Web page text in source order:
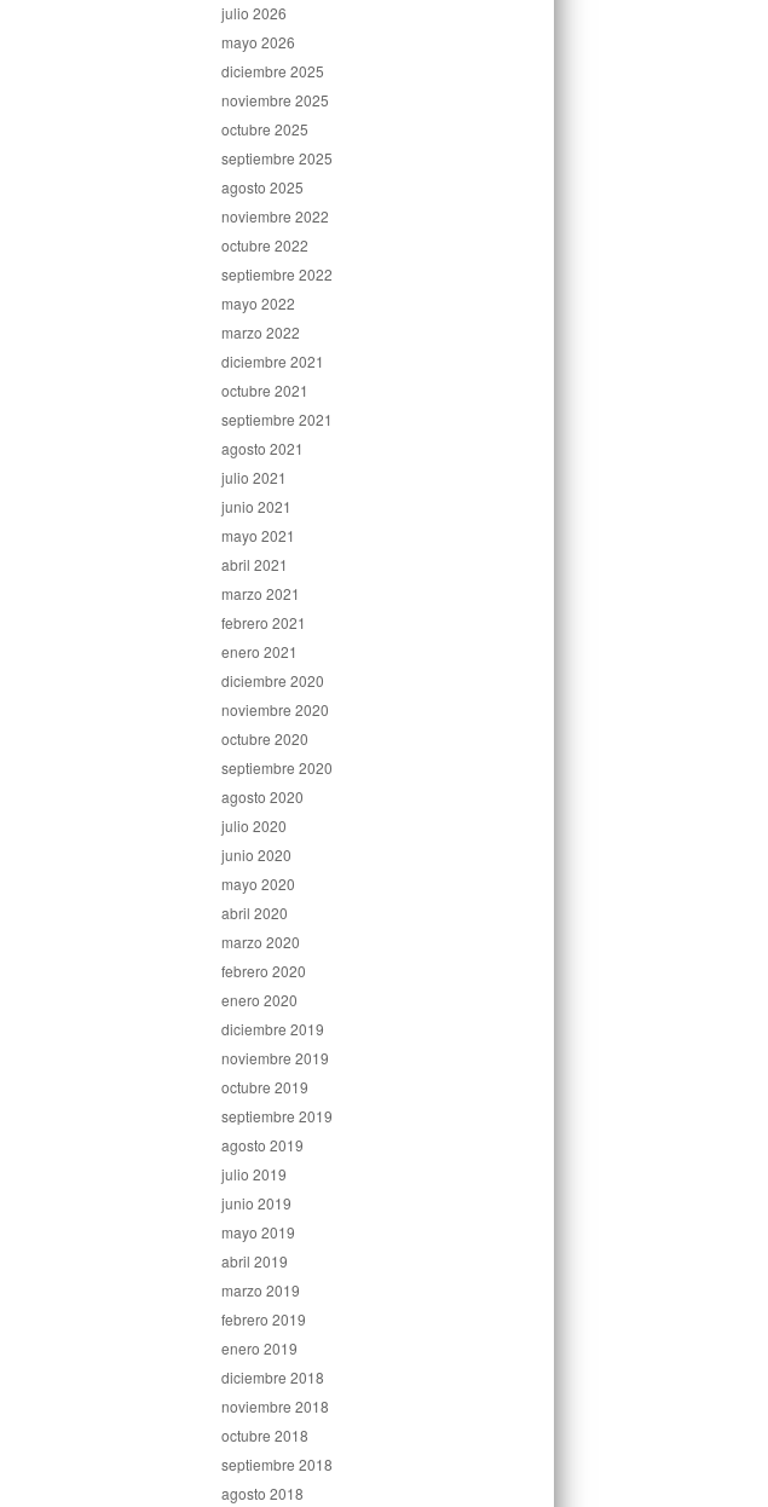
julio 2026
mayo 2026
diciembre 2025
noviembre 2025
octubre 2025
septiembre 2025
agosto 2025
noviembre 2022
octubre 2022
septiembre 2022
mayo 2022
marzo 2022
diciembre 2021
octubre 2021
septiembre 2021
agosto 2021
julio 2021
junio 2021
mayo 2021
abril 2021
marzo 2021
febrero 2021
enero 2021
diciembre 2020
noviembre 2020
octubre 2020
septiembre 2020
agosto 2020
julio 2020
junio 2020
mayo 2020
abril 2020
marzo 2020
febrero 2020
enero 2020
diciembre 2019
noviembre 2019
octubre 2019
septiembre 2019
agosto 2019
julio 2019
junio 2019
mayo 2019
abril 2019
marzo 2019
febrero 2019
enero 2019
diciembre 2018
noviembre 2018
octubre 2018
septiembre 2018
agosto 2018